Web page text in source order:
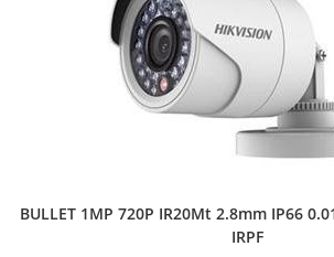
BULLET 1MP 720P IR20Mt 2.8mm IP66
IRPF